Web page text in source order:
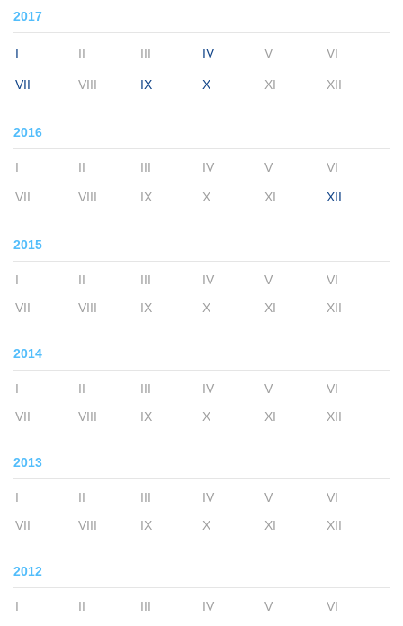
2017
I II III IV V VI
VII VIII IX X XI XII
2016
I II III IV V VI
VII VIII IX X XI XII
2015
I II III IV V
VI
VII
VIII IX X XI XII
2014
I II III IV V
VI
VII
VIII IX X XI XII
2013
I II III IV V
VI
VII
VIII IX X XI XII
2012
I II III IV V
VI